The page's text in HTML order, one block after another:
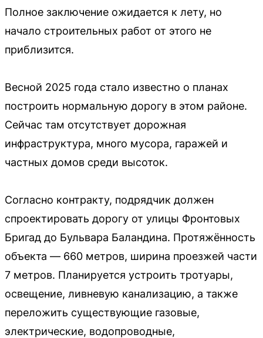
Полное заключение ожидается к лету, но
начало строительных работ от этого не
приблизится.
Весной 2025 года стало известно о планах
построить нормальную дорогу в этом районе.
Сейчас там отсутствует дорожная
инфраструктура, много мусора, гаражей и
частных домов среди высоток.
Согласно контракту, подрядчик должен
спроектировать дорогу от улицы Фронтовых
Бригад до Бульвара Баландина. Протяжённость
объекта — 660 метров, ширина проезжей части
7 метров. Планируется устроить тротуары,
освещение, ливневую канализацию, а также
переложить существующие газовые,
электрические, водопроводные,